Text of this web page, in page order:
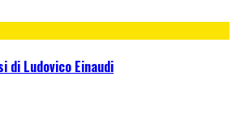
di Ludovico Einaudi